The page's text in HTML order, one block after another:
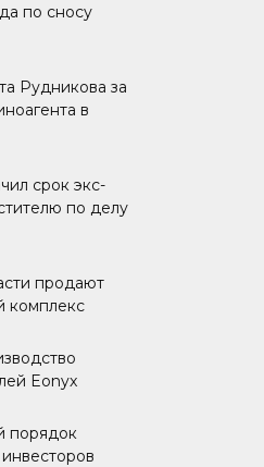
по сносу
Рудникова за
в
срок экс-
по делу
продают
комплекс
Eonyx
порядок